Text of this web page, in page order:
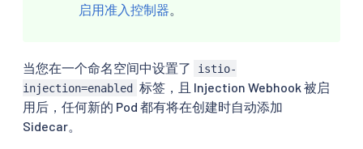
启用准入控制器
当您在一个命名空间中设置了
istio-
injection=enabled 标签，且 Injection Webhook 被启
用后，任何新的 Pod 都有将在创建时自动添加
Sidecar。